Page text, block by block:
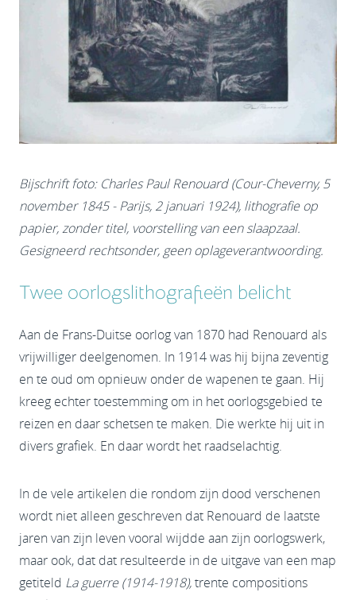
Bijschrift foto: Charles Paul Renouard (Cour-Cheverny, 5
november 1845 - Parijs, 2 januari 1924), lithografie op
papier, zonder titel, voorstelling van een slaapzaal.
Gesigneerd rechtsonder, geen oplageverantwoording.
Twee oorlogslithografieën belicht
Aan de Frans-Duitse oorlog van 1870 had Renouard als
vrijwilliger deelgenomen. In 1914 was hij bijna zeventig
en te oud om opnieuw onder de wapenen te gaan. Hij
kreeg echter toestemming om in het oorlogsgebied te
reizen en daar schetsen te maken. Die werkte hij uit in
divers grafiek. En daar wordt het raadselachtig.
In de vele artikelen die rondom zijn dood verschenen
wordt niet alleen geschreven dat Renouard de laatste
jaren van zijn leven vooral wijdde aan zijn oorlogswerk,
maar ook, dat dat resulteerde in de uitgave van een map
getiteld La guerre (1914-1918),trente compositions